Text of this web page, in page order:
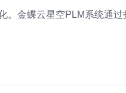
。金蝶云星空PLM系统通